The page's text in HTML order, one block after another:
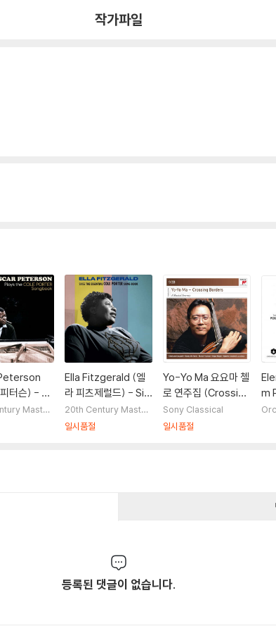
작가파일
터슨) - Pl
Cole Port
[블루
Master
Ella Fitzgerald (엘
라 피츠제럴드) - Sin
gs The Essential C
ole Porter Song B
20th Century Master
works
일시품절
Yo-Yo Ma 요요마 첼
로 연주집 (Crossing
Borders : A Musica
l Journey)
Sony Classical
일시품절
m
앨
등록된 댓글이 없습니다.